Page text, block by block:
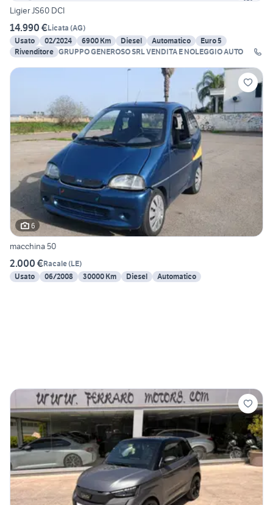
Ligier JS60 DCI
14.990 €Licata (AG)
Usato
02/2024 6900 Km Diesel Automatico
Euro 5
Rivenditore GRUPPO GENEROSO SRL VENDITA E NOLEGGIO AUTO
6
macchina 50
2.000 €Racale(LE)
Usato
06/2008 30000 Km Diesel Automatico